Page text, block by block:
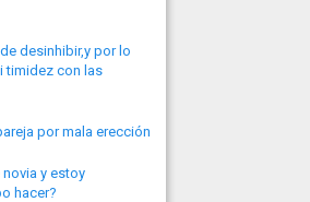
desinhibir,y por lo
timidez con las
por mala erección
y estoy
hacer?